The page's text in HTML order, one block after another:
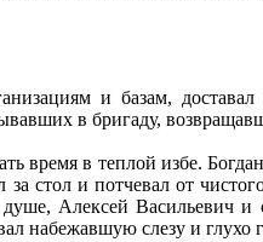
и базам,
в бригаду,
в теплой избе.
стол и потчевал от
Алексей Васильевич
набежавшую слезу и глухо